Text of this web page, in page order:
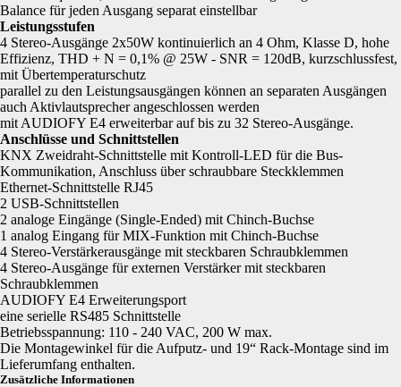
Balance für jeden Ausgang separat einstellbar
Leistungsstufen
4 Stereo-Ausgänge 2x50W kontinuierlich an 4 Ohm, Klasse D, hohe
Effizienz, THD + N = 0,1% @ 25W - SNR = 120dB, kurzschlussfest,
mit Übertemperaturschutz
parallel zu den Leistungsausgängen können an separaten Ausgängen
auch Aktivlautsprecher angeschlossen werden
mit AUDIOFY E4 erweiterbar auf bis zu 32 Stereo-Ausgänge.
Anschlüsse und Schnittstellen
KNX Zweidraht-Schnittstelle mit Kontroll-LED für die Bus-
Kommunikation, Anschluss über schraubbare Steckklemmen
Ethernet-Schnittstelle RJ45
2 USB-Schnittstellen
2 analoge Eingänge (Single-Ended) mit Chinch-Buchse
1 analog Eingang für MIX-Funktion mit Chinch-Buchse
4 Stereo-Verstärkerausgänge mit steckbaren Schraubklemmen
4 Stereo-Ausgänge für externen Verstärker mit steckbaren
Schraubklemmen
AUDIOFY E4 Erweiterungsport
eine serielle RS485 Schnittstelle
Betriebsspannung: 110 - 240 VAC, 200 W max.
Die Montagewinkel für die Aufputz- und 19“ Rack-Montage sind im
Lieferumfang enthalten.
Zusätzliche Informationen